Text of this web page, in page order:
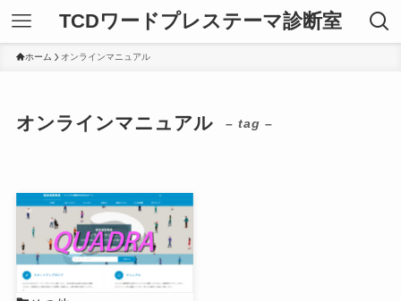
TCDワードプレステーマ診断室
ホーム オンラインマニュアル
オンラインマニュアル – tag –